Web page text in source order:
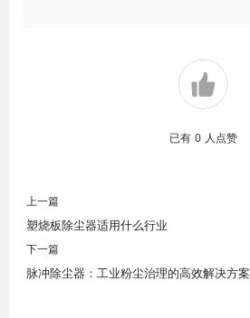
已有 0 人点赞
上一篇
塑烧板除尘器适用什么行业
下一篇
脉冲除尘器：工业粉尘治理的高效解决方案